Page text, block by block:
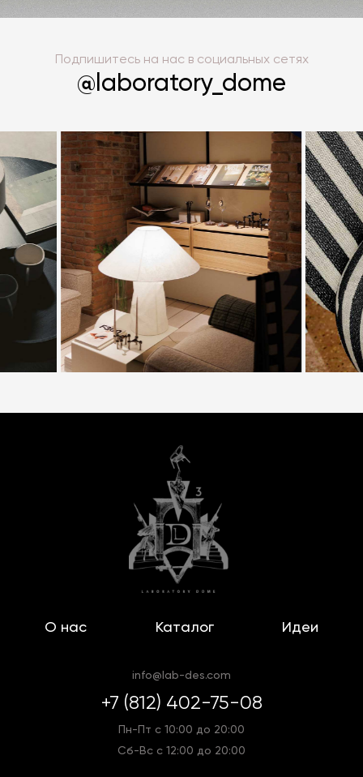
Подпишитесь на нас в социальных сетях
@laboratory_dome
О нас Каталог Идеи
info@lab-des.com
+7 (812) 402-75-08
Пн-Пт с 10:00 до 20:00
Сб-Вс с 12:00 до 20:00